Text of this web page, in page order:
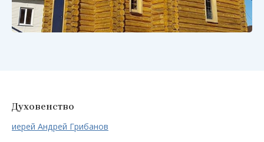
Духовенство
иерей Андрей Грибанов